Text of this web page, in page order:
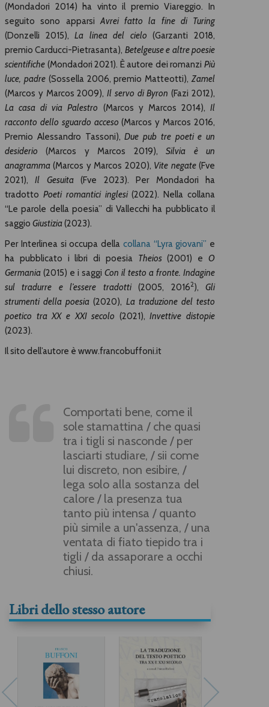
(Mondadori 2014) ha vinto il premio Viareggio. In
seguito sono apparsiAvrei fatto la fine di Turing
(Donzelli 2015),La linea del cielo (Garzanti 2018,
premio Carducci-Pietrasanta), Betelgeuse e altre poesie
scientifiche (Mondadori 2021). È autore dei romanzi Più
luce, padre(Sossella 2006, premio Matteotti),Zamel
(Marcos y Marcos 2009),Il servo di Byron (Fazi 2012),
La casa di via Palestro (Marcos y Marcos 2014),Il
racconto dello sguardo acceso (Marcos y Marcos 2016,
Premio Alessandro Tassoni),Due pub tre poeti e un
desiderio (Marcos y Marcos 2019),Silvia è un
anagramma (Marcos y Marcos 2020), Vite negate(Fve
2021),Il Gesuita(Fve 2023). Per Mondadori ha
tradotto Poeti romantici inglesi(2022). Nella collana
“Le parole della poesia” di Vallecchi ha pubblicato il
saggio Giustizia(2023).
Per Interlinea si occupa della collana “Lyra giovani” e
ha pubblicato i libri di poesia Theios(2001) eO
Germania (2015) e i saggi Con il testo a fronte. Indagine
sul tradurre e l’essere tradotti(2005, 20162),Gli
strumenti della poesia (2020), La traduzione del testo
poetico tra XX e XXI secolo (2021),Invettive distopie
(2023).
Il sito dell’autore è www.francobuffoni.it
Comportati bene, come il
sole stamattina / che quasi
tra i tigli si nasconde / per
lasciarti studiare, / sii come
lui discreto, non esibire, /
lega solo alla sostanza del
calore / la presenza tua
tanto più intensa / quanto
più simile a un'assenza, / una
ventata di fiato tiepido tra i
tigli / da assaporare a occhi
chiusi.
Libri dello stesso autore